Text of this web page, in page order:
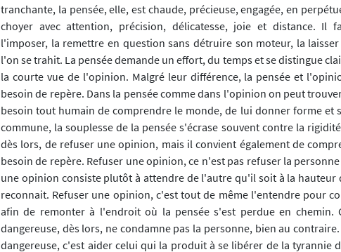
tranchante, la pensée, elle, est chaude, précieuse, engagée, en
choyer avec attention, précision, délicatesse, joie et distance. Il
l'imposer, la remettre en question sans détruire son moteur, la
l'on se trahit. La pensée demande un effort, du temps et se distingue
la courte vue de l'opinion. Malgré leur différence, la pensée et
besoin de repère. Dans la pensée comme dans l'opinion on peut
besoin tout humain de comprendre le monde, de lui donner forme et
commune, la souplesse de la pensée s'écrase souvent contre la
dès lors, de refuser une opinion, mais il convient également de
besoin de repère. Refuser une opinion, ce n'est pas refuser la
une opinion consiste plutôt à attendre de l'autre qu'il soit à la
reconnait. Refuser une opinion, c'est tout de même l'entendre pour
afin de remonter à l'endroit où la pensée s'est perdue en chemin.
dangereuse, dès lors, ne condamne pas la personne, bien au
dangereuse, c'est aider celui qui la produit à se libérer de la tyrannie